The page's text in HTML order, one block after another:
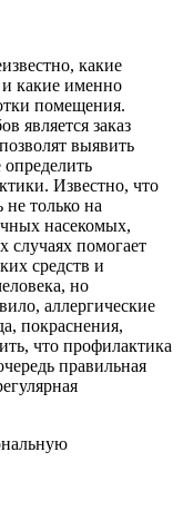
какие
какие именно
помещения.
является заказ
выявить
Известно, что
не только на
насекомых,
случаях помогает
средств и
но
аллергические
покраснения,
что профилактика
правильная